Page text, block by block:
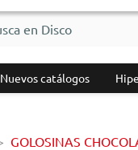
Nuevos catálogos
GOLOSINAS